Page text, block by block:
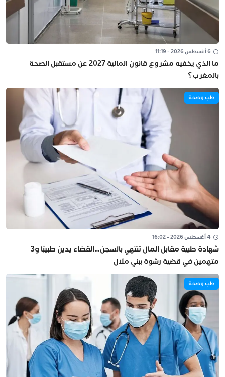
6 أغسطس 2026 - 11:19
ما الذي يخفيه مشروع قانون المالية 2027 عن مستقبل الصحة
بالمغرب؟
طب وصحة
4 أغسطس 2026 - 16:02
شهادة طبية مقابل المال تنتهي بالسجن…القضاء يدين طبيبًا و3
متهمين في قضية رشوة ببني ملال
طب وصحة